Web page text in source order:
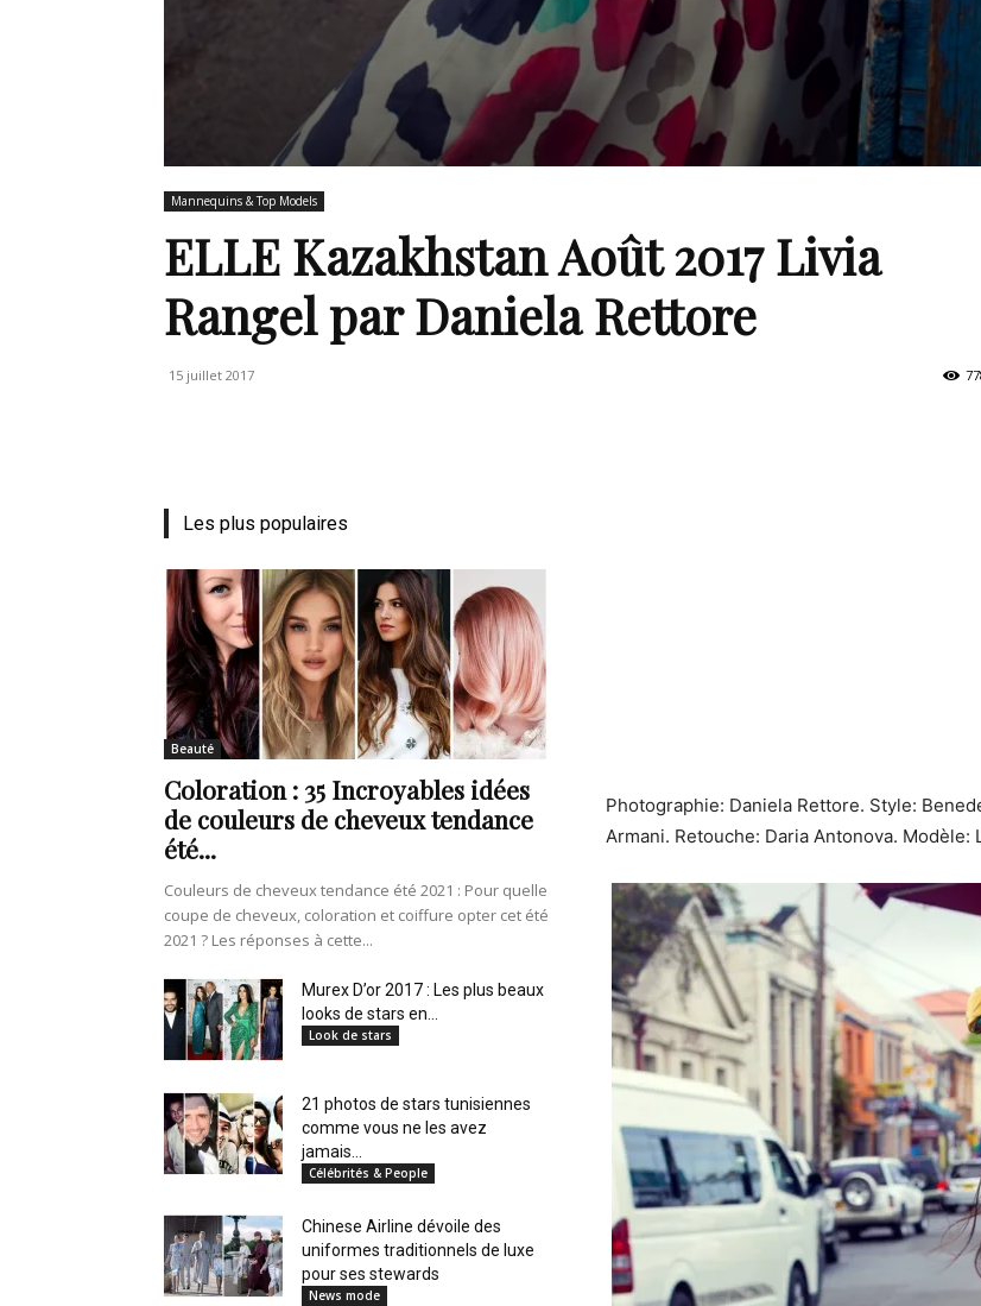
Mannequins & Top Models
ELLE Kazakhstan Août 2017 Livia
Rangel par Daniela Rettore
15 juillet 2017
Photographie: Daniela Rettore. Style:
Armani. Retouche: Daria Antonova. Modèle:
Les plus populaires
Beauté
Coloration : 35 Incroyables idées
de couleurs de cheveux tendance
été...
Couleurs de cheveux tendance été 2021 : Pour quelle
coupe de cheveux, coloration et coiffure opter cet été
2021 ? Les réponses à cette...
Murex D’or 2017 : Les plus beaux
looks de stars en...
Look de stars
21 photos de stars tunisiennes
comme vous ne les avez
jamais...
Célébrités & People
Chinese Airline dévoile des
uniformes traditionnels de luxe
pour ses stewards
News mode